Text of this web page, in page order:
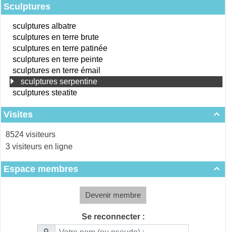
Sculptures
sculptures albatre
sculptures en terre brute
sculptures en terre patinée
sculptures en terre peinte
sculptures en terre émail
sculptures serpentine
sculptures steatite

Visites
8524 visiteurs
3 visiteurs en ligne

Espace membres
Devenir membre
Se reconnecter :